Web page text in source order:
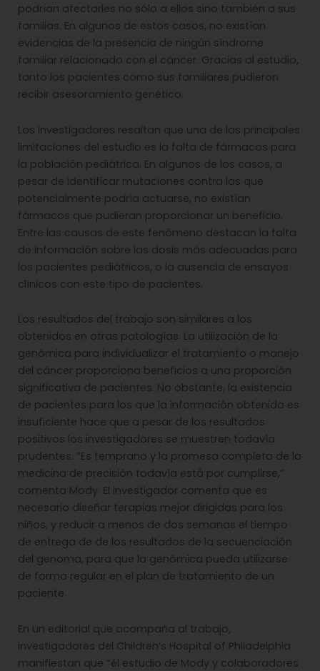
podrían afectarles no sólo a ellos sino también a sus
familias. En algunos de estos casos, no existían
evidencias de la presencia de ningún síndrome
familiar relacionado con el cáncer. Gracias al estudio,
tanto los pacientes como sus familiares pudieron
recibir asesoramiento genético.
Los investigadores resaltan que una de las principales
limitaciones del estudio es la falta de fármacos para
la población pediátrica. En algunos de los casos, a
pesar de identificar mutaciones contra las que
potencialmente podría actuarse, no existían
fármacos que pudieran proporcionar un beneficio.
Entre las causas de este fenómeno destacan la falta
de información sobre las dosis más adecuadas para
los pacientes pediátricos, o la ausencia de ensayos
clínicos con este tipo de pacientes.
Los resultados del trabajo son similares a los
obtenidos en otras patologías. La utilización de la
genómica para individualizar el tratamiento o manejo
del cáncer proporciona beneficios a una proporción
significativa de pacientes. No obstante, la existencia
de pacientes para los que la información obtenida es
insuficiente hace que a pesar de los resultados
positivos los investigadores se muestren todavía
prudentes. “Es temprano y la promesa completa de la
medicina de precisión todavía está por cumplirse,”
comenta Mody. El investigador comenta que es
necesario diseñar terapias mejor dirigidas para los
niños, y reducir a menos de dos semanas el tiempo
de entrega de de los resultados de la secuenciación
del genoma, para que la genómica pueda utilizarse
de forma regular en el plan de tratamiento de un
paciente.
En un editorial que acompaña al trabajo,
investigadores del Children’s Hospital of Philadelphia
manifiestan que “él estudio de Mody y colaboradores